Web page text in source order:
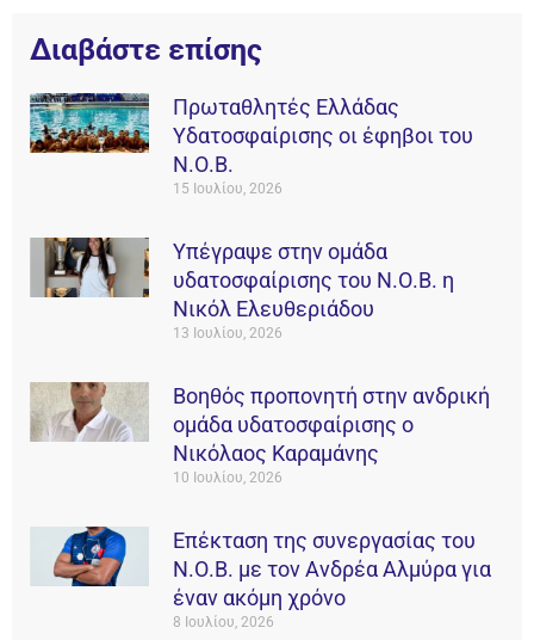
Διαβάστε επίσης
Πρωταθλητές Ελλάδας
Υδατοσφαίρισης οι έφηβοι του
Ν.Ο.Β.
15 Ιουλίου, 2026
Υπέγραψε στην ομάδα
υδατοσφαίρισης του Ν.Ο.Β. η
Νικόλ Ελευθεριάδου
13 Ιουλίου, 2026
Βοηθός προπονητή στην ανδρική
ομάδα υδατοσφαίρισης ο
Νικόλαος Καραμάνης
10 Ιουλίου, 2026
Επέκταση της συνεργασίας του
Ν.Ο.Β. με τον Ανδρέα Αλμύρα για
έναν ακόμη χρόνο
8 Ιουλίου, 2026